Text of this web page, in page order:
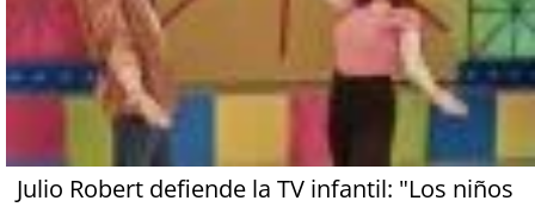
Julio Robert defiende la TV infantil: "Los niños